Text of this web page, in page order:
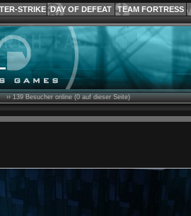
STRIKE DAY OF DEFEAT TEAM FORTRESS
››139Besucher online (0 auf dieser Seite)